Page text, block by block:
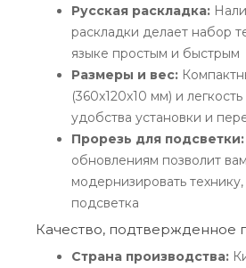
Русская раскладка:
раскладки делает набор
языке простым и быстрым
Размеры и вес:
(360x120x10 мм) и легкость
удобства установки и
Прорезь для подсветки:
обновлениям позволит
модернизировать
подсветка
Качество, подтвержденное
Страна производства: